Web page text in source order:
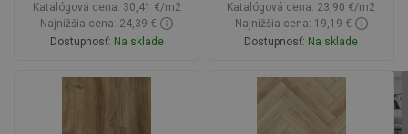
Katalógová cena: 30,41 €/m2
Najnižšia cena: 24,39 €
Dostupnosť: Na sklade
Do košíka
Katalógová cena: 23,90 €/m2
Najnižšia cena: 19,19 €
Dostupnosť: Na sklade
Do košíka